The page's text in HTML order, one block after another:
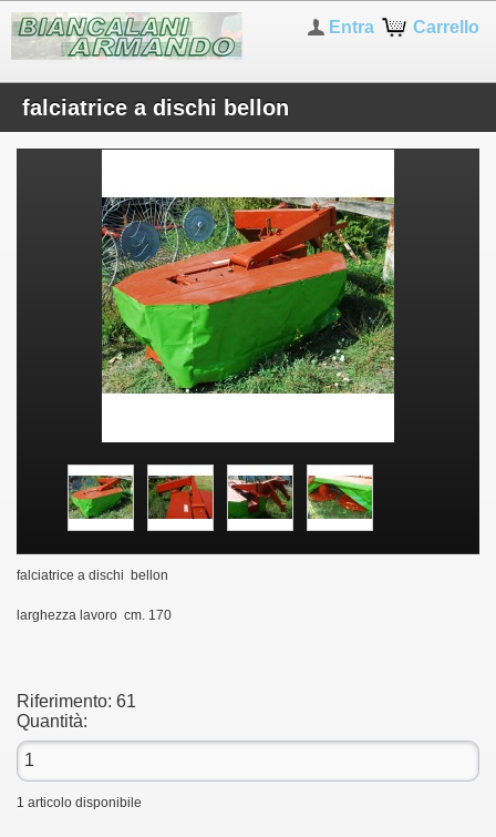
Carrello
Entra
falciatrice a dischi bellon
falciatrice a dischi bellon
larghezza lavoro cm. 170
Riferimento: 61
Quantità:
1 articolo disponibile